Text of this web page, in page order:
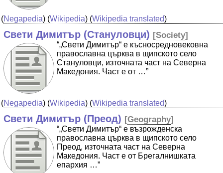
(Negapedia) (Wikipedia) (Wikipedia translated)
Свети Димитър (Стануловци) [Society]
“„Свети Димитър“ е късносредновековна
православна църква в щипското село
Стануловци, източната част на Северна
Македония. Част е от …”
(Negapedia) (Wikipedia) (Wikipedia translated)
Свети Димитър (Преод) [Geography]
“„Свети Димитър“ е възрожденска
православна църква в щипското село
Преод, източната част на Северна
Македония. Част е от Брегалнишката
епархия …”